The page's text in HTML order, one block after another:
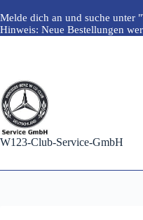
Melde dich an und suche unter
Hinweis: Neue Bestellungen
W123-Club-Service-GmbH